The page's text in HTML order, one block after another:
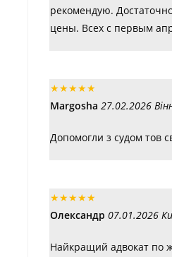
рекомендую.
цены. Всех с первым
★★★★★
Margosha 27.02.2026
Допомогли з судом тов
★★★★★
Олександр 07.01.2026
Найкращий адвокат по